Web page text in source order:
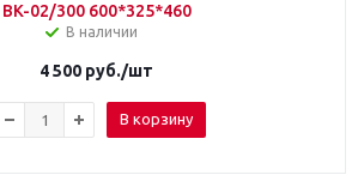
BK-02/300 600*325*460
В наличии
4 500 руб./шт
В корзину